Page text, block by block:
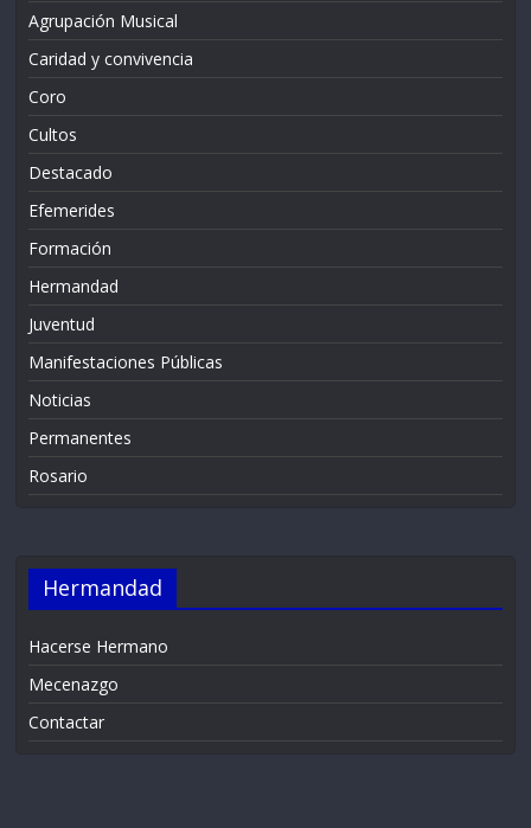
Agrupación Musical
Caridad y convivencia
Coro
Cultos
Destacado
Efemerides
Formación
Hermandad
Juventud
Manifestaciones Públicas
Noticias
Permanentes
Rosario
Hermandad
Hacerse Hermano
Mecenazgo
Contactar